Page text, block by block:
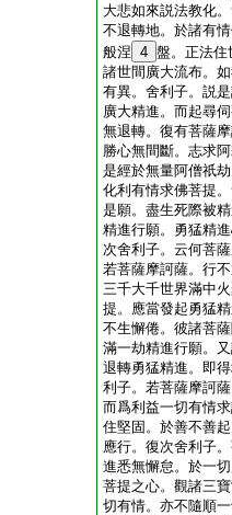
大悲如來説法教化
不退轉地。於諸有
般涅 4 盤。正法住
諸世間廣大流布。
有異。舍利子。説
廣大精進。而起尋
無退轉。復有菩薩
勝心無間斷。志求
是經於無量阿僧祇
化利有情求佛菩提
是願。盡生死際被
精進行願。勇猛精
次舍利子。云何菩
若菩薩摩訶薩。行
三千大千世界滿中
提。應當發起勇猛
不生懈倦。彼諸菩
滿一劫精進行願。
退轉勇猛精進。即
利子。若菩薩摩訶
而爲利益一切有情
住堅固。於善不善
應行。復次舍利子
進悉無懈怠。於一
菩提之心。觀諸三
切有情。亦不隨順